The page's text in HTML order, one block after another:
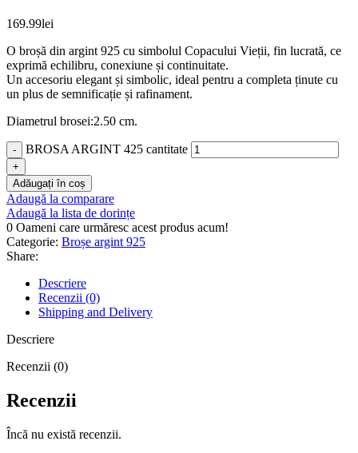
169.99lei
O broșă din argint 925 cu simbolul Copacului Vieții, fin lucrată, ce
exprimă echilibru, conexiune și continuitate.
Un accesoriu elegant și simbolic, ideal pentru a completa ținute cu
un plus de semnificație și rafinament.
Diametrul brosei:2.50 cm.
BROSA ARGINT 425 cantitate
Adăugați în coș
Adaugă la comparare
Adaugă la lista de dorințe
0 Oameni care urmăresc acest produs acum!
Categorie: Broșe argint 925
Share:
Descriere
Recenzii (0)
Shipping and Delivery
Descriere
Recenzii (0)
Recenzii
Încă nu există recenzii.